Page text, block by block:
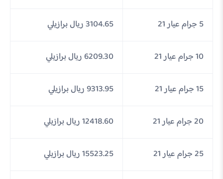
5 جرام عيار 21 3104.65 ريال برازيلي
10 جرام عيار 21 6209.30 ريال برازيلي
15 جرام عيار 21 9313.95 ريال برازيلي
20 جرام عيار 21 12418.60 ريال برازيلي
25 جرام عيار 21 15523.25 ريال برازيلي